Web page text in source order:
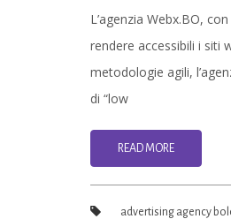
L’agenzia Webx.BO,
rendere accessibili i siti
metodologie agili,
di “low
READ MORE
advertising agency